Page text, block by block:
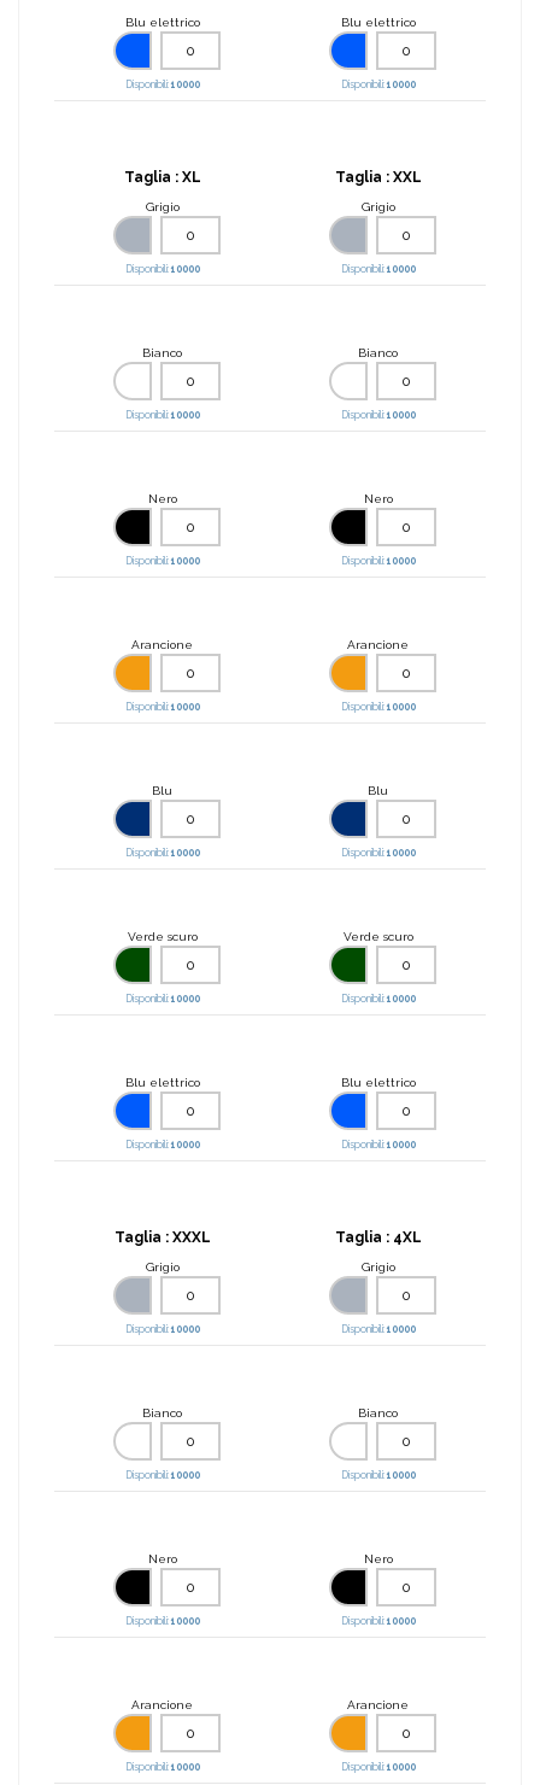
Blu elettrico
Disponibili:10000
Blu elettrico
Disponibili:10000
Taglia : XL
Grigio
Disponibili:10000
Bianco
Disponibili:10000
Nero
Disponibili:10000
Arancione
Disponibili:10000
Blu
Disponibili:10000
Verde scuro
Disponibili:10000
Blu elettrico
Disponibili:10000
Taglia : XXL
Grigio
Disponibili:10000
Bianco
Disponibili:10000
Nero
Disponibili:10000
Arancione
Disponibili:10000
Blu
Disponibili:10000
Verde scuro
Disponibili:10000
Blu elettrico
Disponibili:10000
Taglia : XXXL
Grigio
Disponibili:10000
Bianco
Disponibili:10000
Nero
Disponibili:10000
Arancione
Disponibili:10000
Taglia : 4XL
Grigio
Disponibili:10000
Bianco
Disponibili:10000
Nero
Disponibili:10000
Arancione
Disponibili:10000